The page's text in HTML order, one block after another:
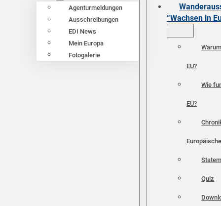
Agenturmeldungen
Ausschreibungen
EDI News
Mein Europa
Fotogalerie
“Wachsen in
EU?
Wie
EU?
Quiz